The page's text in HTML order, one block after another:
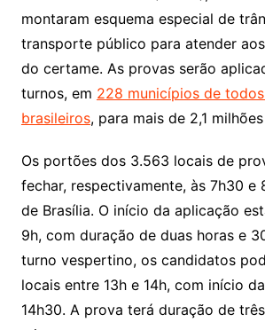
montaram esquema especial de
transporte público para atender
do certame. As provas serão
turnos, em 228 municípios de
brasileiros, para mais de 2,1
Os portões dos 3.563 locais de
fechar, respectivamente, às 7h30 e
de Brasília. O início da aplicação
9h, com duração de duas horas e
turno vespertino, os candidatos
locais entre 13h e 14h, com início
14h30. A prova terá duração de